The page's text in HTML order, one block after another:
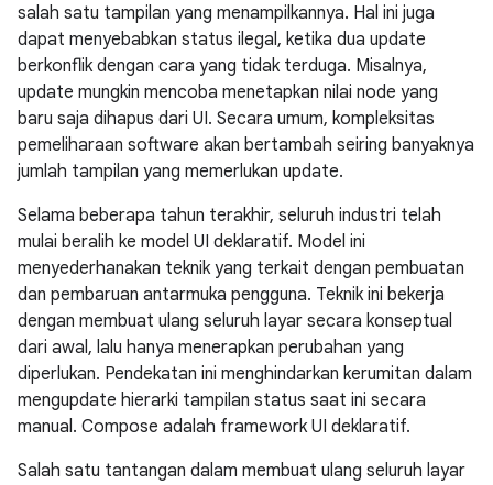
salah satu tampilan yang menampilkannya. Hal ini juga
dapat menyebabkan status ilegal, ketika dua update
berkonflik dengan cara yang tidak terduga. Misalnya,
update mungkin mencoba menetapkan nilai node yang
baru saja dihapus dari UI. Secara umum, kompleksitas
pemeliharaan software akan bertambah seiring banyaknya
jumlah tampilan yang memerlukan update.
Selama beberapa tahun terakhir, seluruh industri telah
mulai beralih ke model UI deklaratif. Model ini
menyederhanakan teknik yang terkait dengan pembuatan
dan pembaruan antarmuka pengguna. Teknik ini bekerja
dengan membuat ulang seluruh layar secara konseptual
dari awal, lalu hanya menerapkan perubahan yang
diperlukan. Pendekatan ini menghindarkan kerumitan dalam
mengupdate hierarki tampilan status saat ini secara
manual. Compose adalah framework UI deklaratif.
Salah satu tantangan dalam membuat ulang seluruh layar